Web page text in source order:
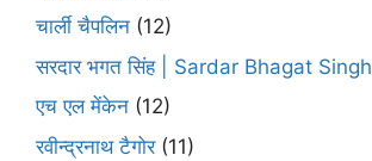
चार्ली चैपलिन (12)
सरदार भगत सिंह | Sardar Bhagat Singh
एच एल मेंकेन (12)
रवीन्द्रनाथ टैगोर(11)